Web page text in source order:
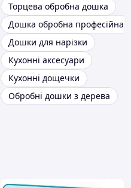
Торцева обробна дошка
Дошка обробна професійна
Дошки для нарізки
Кухонні аксесуари
Кухонні дощечки
Обробні дошки з дерева